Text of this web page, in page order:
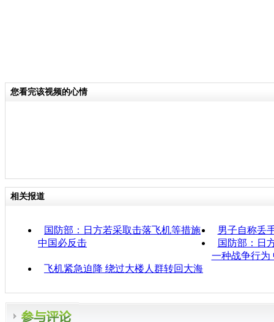
您看完该视频的心情
相关报道
国防部：日方若采取击落飞机等措施
中国必反击
男子自称丢
国防部：日
一种战争行为
飞机紧急迫降 绕过大楼人群转回大海